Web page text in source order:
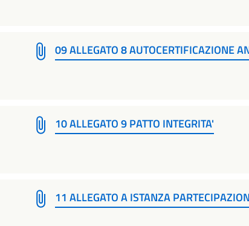
09 ALLEGATO 8 AUTOCERTIFICAZIONE
10 ALLEGATO 9 PATTO INTEGRITA'
11 ALLEGATO A ISTANZA